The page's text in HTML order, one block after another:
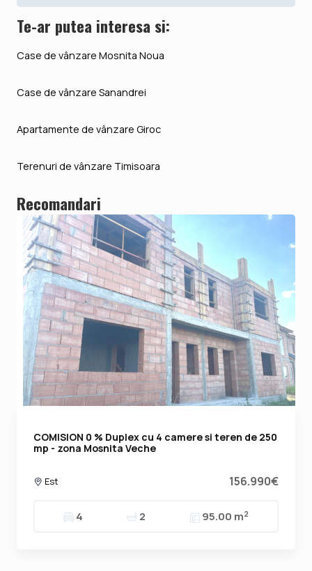
Te-ar putea interesa si:
Case de vânzare Mosnita Noua
Case de vânzare Sanandrei
Apartamente de vânzare Giroc
Terenuri de vânzare Timisoara
Recomandari
COMISION 0 % Duplex cu 4 camere si teren de 250
mp - zona Mosnita Veche
Est 156.990€
4 2 95.00 m2